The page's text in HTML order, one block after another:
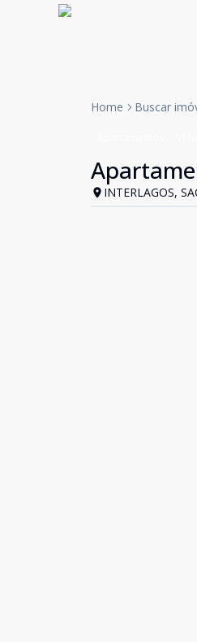
Home Buscar
INTERLAGOS,